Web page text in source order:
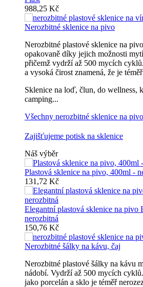
988,25 Kč
Nerozbitné sklenice na pivo
Nerozbitné plastové sklenice na
opakovaně díky jejich možnosti
přičemž vydrží až 500 mycích
a vysoká čirost znamená, že je
Sklenice na loď, člun, do wellness,
camping...
Všechny nerozbitné sklenice na pivo
Zajišťujeme potisk na sklenice
Náš výběr
Plastová sklenice na pivo, 400ml -
131,72 Kč
Elegantní plastová sklenice na pivo
nerozbitná
150,76 Kč
Nerozbitné šálky na kávu, čaj
Nerozbitné plastové šálky na kávu
nádobí. Vydrží až 500 mycích
jako porcelán a sklo je téměř